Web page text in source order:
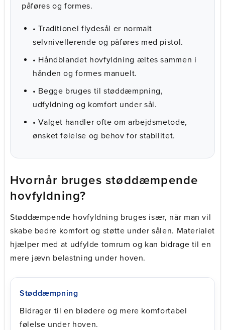
påføres og formes.
• Traditionel flydesål er normalt
selvnivellerende og påføres med pistol.
• Håndblandet hovfyldning æltes sammen i
hånden og formes manuelt.
• Begge bruges til støddæmpning,
udfyldning og komfort under sål.
• Valget handler ofte om arbejdsmetode,
ønsket følelse og behov for stabilitet.
Hvornår bruges støddæmpende
hovfyldning?
Støddæmpende hovfyldning bruges især, når man vil
skabe bedre komfort og støtte under sålen. Materialet
hjælper med at udfylde tomrum og kan bidrage til en
mere jævn belastning under hoven.
Støddæmpning
Bidrager til en blødere og mere komfortabel
følelse under hoven.